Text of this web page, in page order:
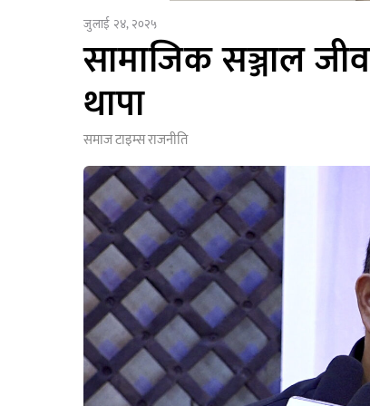
जुलाई २४, २०२५
सामाजिक सञ्जाल
थापा
समाज टाइम्सराजनीति